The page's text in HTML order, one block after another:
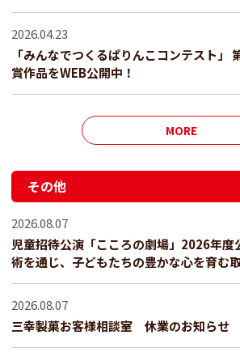
2026.04.23
「みんなでつくるぱりんこコンテスト」
賞作品をWEB公開中！
MORE
その他
2026.08.07
児童招待公演「こころの劇場」2026年度
術を通じ、子どもたちの豊かな心を育む
2026.08.07
三幸製菓お客様相談室 休業のお知らせ